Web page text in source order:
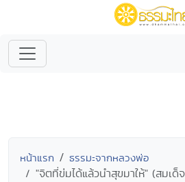
หน้าแรก ธรรมะจากหลวงพ่อ
"จิตที่ข่มได้แล้วนำสุขมาให้" (สมเ